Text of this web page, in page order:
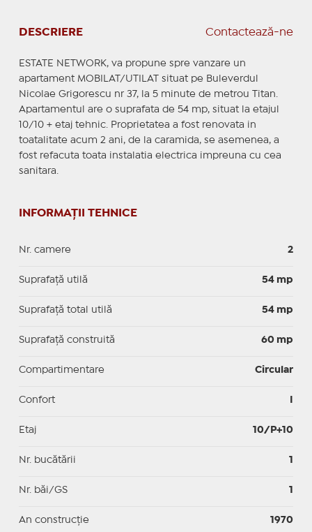
DESCRIERE Contactează-ne
ESTATE NETWORK, va propune spre vanzare un
apartament MOBILAT/UTILAT situat pe Buleverdul
Nicolae Grigorescu nr 37, la 5 minute de metrou Titan.
Apartamentul are o suprafata de 54 mp, situat la etajul
10/10 + etaj tehnic. Proprietatea a fost renovata in
toatalitate acum 2 ani, de la caramida, se asemenea, a
fost refacuta toata instalatia electrica impreuna cu cea
sanitara.
INFORMAȚII TEHNICE
Nr. camere 2
Suprafaţă utilă 54 mp
Suprafaţă total utilă 54 mp
Suprafaţă construită 60 mp
Compartimentare Circular
Confort
Etaj 10/P+10
Nr. bucătării 1
Nr. băi/GS 1
An construcție 1970